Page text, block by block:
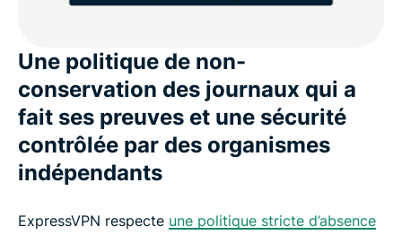
Une politique de non-
conservation des journaux qui a
fait ses preuves et une sécurité
contrôlée par des organismes
indépendants
ExpressVPN respecte une politique stricte d’absence